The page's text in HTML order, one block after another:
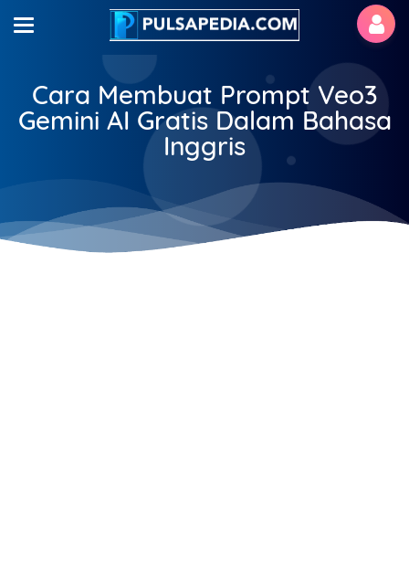
Cara Membuat Prompt Veo3
Gemini AI Gratis Dalam Bahasa
Inggris